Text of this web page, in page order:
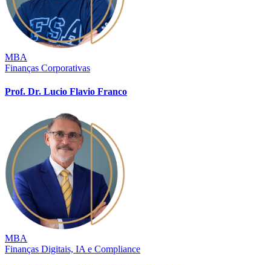
MBA
Finanças Corporativas
Prof. Dr. Lucio Flavio Franco
MBA
Finanças Digitais, IA e Compliance